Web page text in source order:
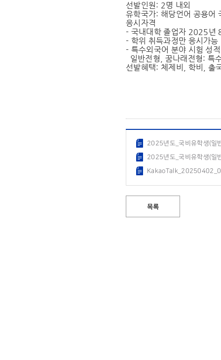
선발인원: 2명 내외
유학국가: 해당언어 공용어
응시자격
- 국내대학 졸업자 2025년
- 학위 취득과정만 응시가능
- 특수외국어 분야 시험 성
일반전형, 꿈나래전형: 특
선발혜택: 체제비, 학비, 출
2025년도_국비유학생(일
2025년도_국비유학생(일
목록